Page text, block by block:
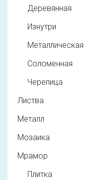
Деревянная
Изнутри
Металлическая
Соломенная
Черепица
Листва
Металл
Мозаика
Мрамор
Плитка